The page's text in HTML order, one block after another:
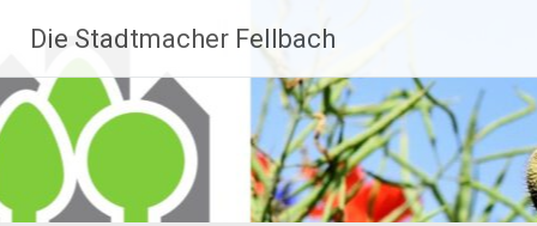
Inhalt
springen
Die Stadtmacher Fellbach